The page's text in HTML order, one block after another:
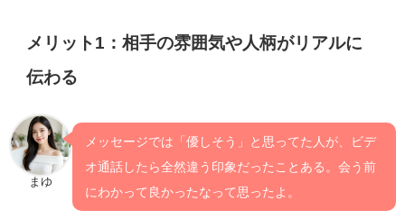
メリット1：相手の雰囲気や人柄がリアルに
伝わる
まゆ
メッセージでは「優しそう」と思ってた人が、ビデ
オ通話したら全然違う印象だったことある。会う前
にわかって良かったなって思ったよ。